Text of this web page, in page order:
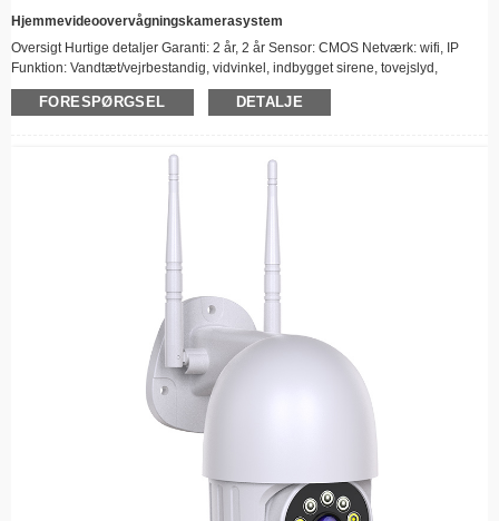
Hjemmevideoovervågningskamerasystem
Oversigt Hurtige detaljer Garanti: 2 år, 2 år Sensor: CMOS Netværk: wifi, IP
Funktion: Vandtæt/vejrbestandig, vidvinkel, indbygget sirene, tovejslyd,
hærværkssikker, NATTESYN, alarm I/O, RESET, indbygget mikrofon
Datalagringsmuligheder: NVR Anvendelse: Indendørs, udendørs Tilpasset
Modelnummer: AP-9204 Videokompressor...
FORESPØRGSEL DETALJE